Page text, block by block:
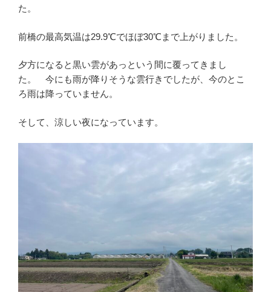
た。
前橋の最高気温は29.9℃でほぼ30℃まで上がりました。
夕方になると黒い雲があっという間に覆ってきまし
た。 今にも雨が降りそうな雲行きでしたが、今のとこ
ろ雨は降っていません。
そして、涼しい夜になっています。